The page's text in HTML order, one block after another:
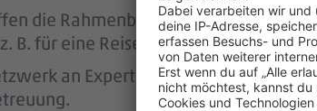
die Rahmenbedingungen dafür,
B. für eine Reise oder einen Hausbau.
an Expert:innen unterstützt